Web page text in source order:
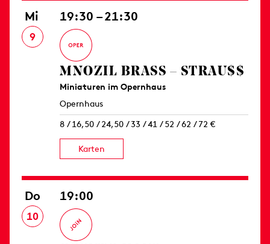
Mi
9
19:30 – 21:30
MNOZIL BRASS – STRAU$$
Miniaturen im Opernhaus
Opernhaus
8 / 16,50 / 24,50 / 33 / 41 / 52 / 62 / 72 €
Karten
Do
10
19:00